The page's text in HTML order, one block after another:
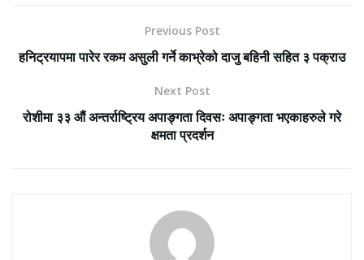
Previous Post
हनिट्रयापमा पारेर रकम असुली गर्ने काभ्रेको दाजु बहिनी सहित ३ पक्राउ
Next Post
रोशीमा ३३ औं अन्तर्राष्ट्रिय अपाङ्गता दिवसः अपाङ्गता भएकाहरुले गरे
क्षमता प्रदर्शन